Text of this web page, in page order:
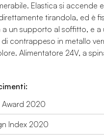
Elastica si accende
tirandola, ed è
a un supporto al soffitto, e a
contrappeso in metallo
Alimentatore 24V, a
Award 2020
Index 2020